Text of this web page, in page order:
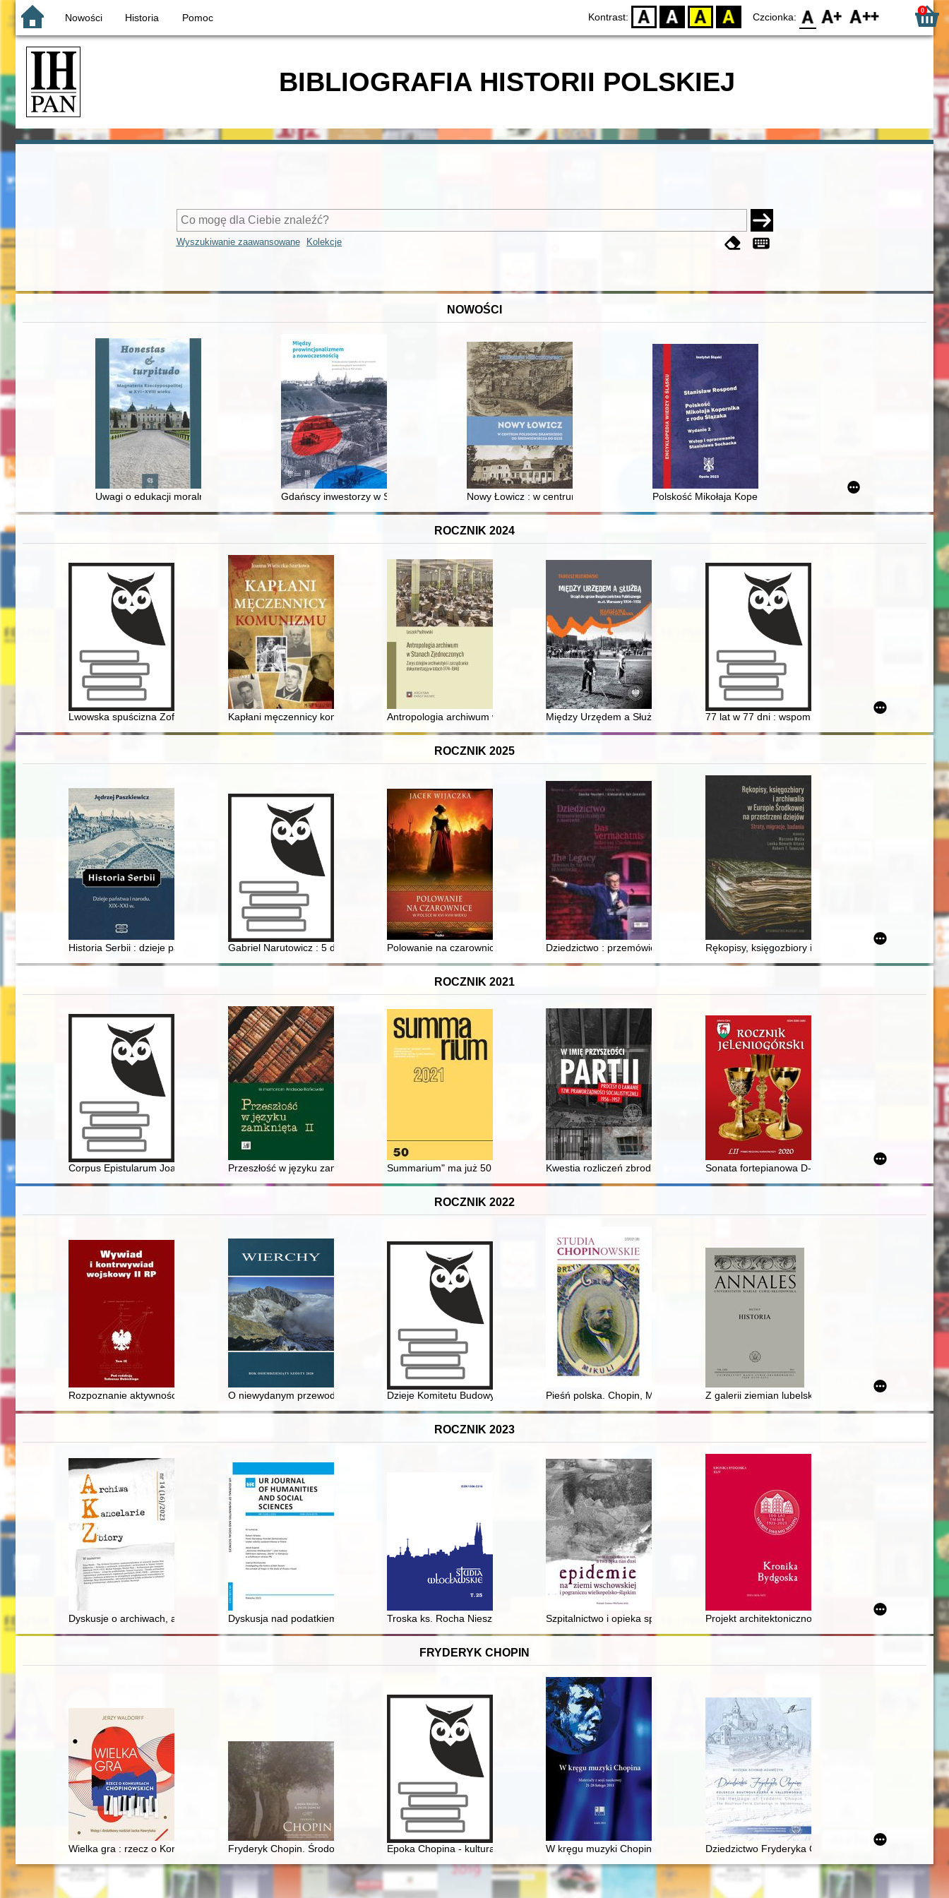
Nowości Historia Pomoc Kontrast: D BW YB BY Czcionka: F0 F1 F2 0
BIBLIOGRAFIA HISTORII POLSKIEJ
Wyszukiwanie zaawansowane Kolekcje
NOWOŚCI
Uwagi o edukacji moralnej synów szlacheckich w XVI-wiecznej RzeczypospolitejGdańscy inwestorzy w Sopocie : prestiż finansowy i towarzyski lokalnego mieszczaństwa w 2. poł. XIX w
Nowy Łowicz : w centrum poligonu drawskiego od średniowiecza do dziś
Polskość Mikołaja Kopernika z rodu Ślązaka
ROCZNIK 2024
Lwowska spuścizna Zofii Romanowiczówny (1842-1935) = Lviv legacy of Zofia Romanowiczówna (1842-1935)
Kapłani męczennicy komunizmu : (1944-1989)Antropologia archiwum w Stanach Zjednoczonych : zarys dziejów archiwistyki i zarządzania dokumentacją w latach 1774-
Między Urzędem a Służbą : Urząd do spraw Bezpieczeństwa Publicznego m.st.
77 lat w 77 dni : wspomnienia
ROCZNIK 2025
Historia Serbii : dzieje państwa i narodu : XIX-XXI wGabriel Narutowicz : 5 dni i jedno przesłaniePolowanie na czarownice w Polsce w XVI-XVIII wiekuDziedzictwo : przemówienia Ocalałych z Auschwitz = Das Vermächtnis : Reden von
Rękopisy, księgozbiory i archiwalia w Europie
ROCZNIK 2021
Corpus Epistularum Joannis Dantisci. Ps. 1, Vol. 2,Przeszłość w języku zamknięta : "in memoriam Andreae Bańkowski". 2
Summarium" ma już 50 lat! Kwestia rozliczeń zbrodni komunistycznych w literaturze polskiej na tle literatury rosyjskiej
Sonata fortepianowa D-dur na cztery ręce" Carla
ROCZNIK 2022
Rozpoznanie aktywności polskich ugrupowań politycznych w obszarze Mazowieckiego Inspektoratu Okręgowego (Okręgu) Straży Granicznej : (1928-1939)
O niewydanym przewodniku po Śląsku CieszyńskimDzieje Komitetu Budowy Pomnika Marszałka Józefa Piłsudskiego w Rzeszowie
Pieśń polska. Chopin, Moniuszko, Karłowicz, Szymanowski. Studia i interpretacje -
Z galerii ziemian lubelskich : Antoni Bobrowski ze
ROCZNIK 2023
Dyskusje o archiwach, archiwaliach i archiwistach w Sejmie Ustawodawczym 1919-1922
Dyskusja nad podatkiem od kapitału i od wzbogacenia wojennego (1917-1920 ; 2021)
Troska ks. Rocha Nieszporskiego o stan materialny parafii w RząśniSzpitalnictwo i opieka społeczna na Ziemi Głogowskiej : (ze szczególnym
Projekt architektoniczno-krajobrazowy cmentarza
FRYDERYK CHOPIN
Wielka gra : rzecz o Konkursach ChopinowskichFryderyk Chopin. Środowisko społeczne, osobowość, założenia twórcze
Epoka Chopina - kultura romantyczna we Francji i w PolsceW kręgu muzyki Chopina. Materiały z sesji naukowej 21-28 lutego 2011 roku
Dziedzictwo Fryderyka Chopina. Kolekcja Boutroux-